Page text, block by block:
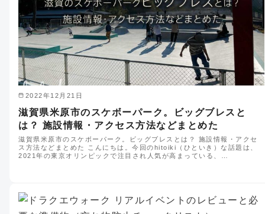
2022年12月21日
滋賀県米原市のスケボーパーク。ビッグブレスと
は？ 施設情報・アクセス方法などまとめた
滋賀県米原市のスケボーパーク。ビッグブレスとは？ 施設情報・アクセ
ス方法などまとめた こんにちは。今回のhitoiki（ひといき）な話題は、
2021年の東京オリンピックで注目され人気が高まっている、…